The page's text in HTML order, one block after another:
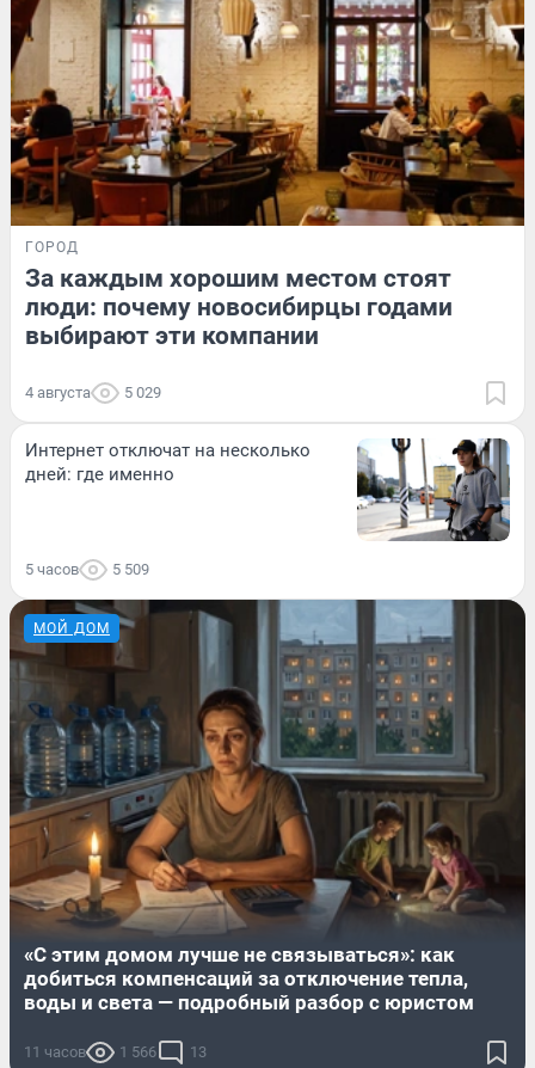
ГОРОД
За каждым хорошим местом стоят
люди: почему новосибирцы годами
выбирают эти компании
4 августа 5 029
Интернет отключат на несколько
дней: где именно
5 часов 5 509
МОЙ ДОМ
«С этим домом лучше не связываться»: как
добиться компенсаций за отключение тепла,
воды и света — подробный разбор с юристом
11 часов 1 566 13